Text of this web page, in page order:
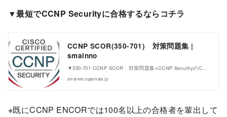
▼最短でCCNP Securityに合格するならコチラ
CCNP SCOR(350-701) 対策問題集 |
smainno
▼350-701 CCNP SCOR 対策問題集※CCNP SecurityのC…
smainno.supersale.jp
※既にCCNP ENCORでは100名以上の合格者を輩出して